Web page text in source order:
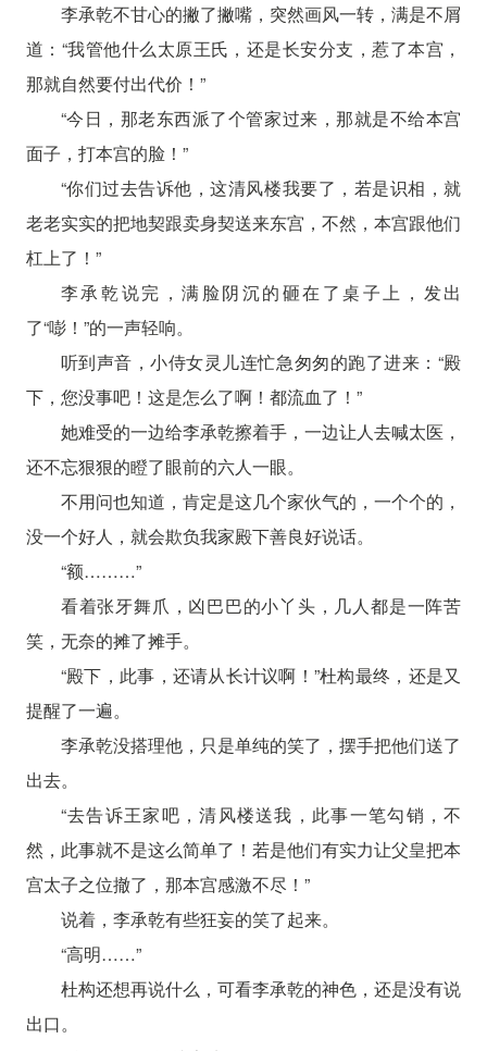
李承乾不甘心的撇了撇嘴，突然画风一转，满是不屑
道：“我管他什么太原王氏，还是长安分支，惹了本宫，
那就自然要付出代价！”
“今日，那老东西派了个管家过来，那就是不给本宫
面子，打本宫的脸！”
“你们过去告诉他，这清风楼我要了，若是识相，就
老老实实的把地契跟卖身契送来东宫，不然，本宫跟他们
杠上了！”
李承乾说完，满脸阴沉的砸在了桌子上，发出
了“嘭！”的一声轻响。
听到声音，小侍女灵儿连忙急匆匆的跑了进来：“殿
下，您没事吧！这是怎么了啊！都流血了！”
她难受的一边给李承乾擦着手，一边让人去喊太医，
还不忘狠狠的瞪了眼前的六人一眼。
不用问也知道，肯定是这几个家伙气的，一个个的，
没一个好人，就会欺负我家殿下善良好说话。
“额………”
看着张牙舞爪，凶巴巴的小丫头，几人都是一阵苦
笑，无奈的摊了摊手。
“殿下，此事，还请从长计议啊！”杜构最终，还是又
提醒了一遍。
李承乾没搭理他，只是单纯的笑了，摆手把他们送了
出去。
“去告诉王家吧，清风楼送我，此事一笔勾销，不
然，此事就不是这么简单了！若是他们有实力让父皇把本
宫太子之位撤了，那本宫感激不尽！”
说着，李承乾有些狂妄的笑了起来。
“高明……”
杜构还想再说什么，可看李承乾的神色，还是没有说
出口。